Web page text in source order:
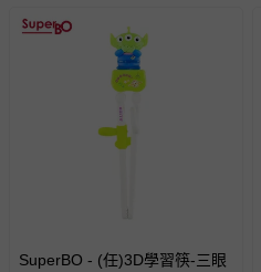
SuperBO - (任)3D學習筷-三眼